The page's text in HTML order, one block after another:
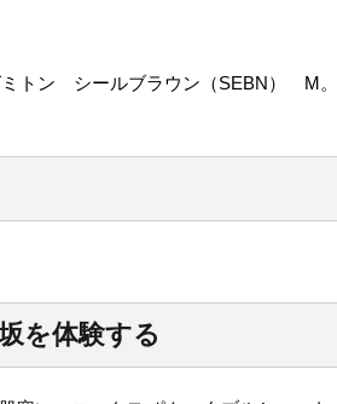
トン シールブラウン（SEBN） M。
を体験する